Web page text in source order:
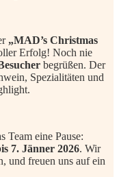
„MAD’s Christmas
Erfolg! Noch nie
begrüßen. Der
Spezialitäten und
Team eine Pause:
7. Jänner 2026. Wir
und freuen uns auf ein